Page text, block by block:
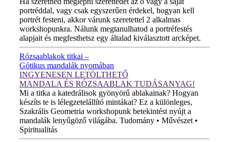
portréddal, vagy csak egyszerűen érdekel, hogyan kell
portrét festeni, akkor várunk szeretettel 2 alkalmas
workshopunkra. Nálunk megtanulhatod a portréfestés
alapjait és megfesthetsz egy általad kiválasztott arcképet.
Rózsaablakok titkai –
Gótikus mandalák nyomában
INGYENESEN LETÖLTHETŐ
MANDALA ÉS RÓZSAABLAK TUDÁSANYAG!
Mi a titka a katedrálisok gyönyörű ablakainak? Hogyan
készíts te is lélegzetelállító mintákat? Ez a különleges,
Szakrális Geometria workshopunk betekintést nyújt a
mandalák lenyűgöző világába. Tudomány • Művészet •
Spiritualitás